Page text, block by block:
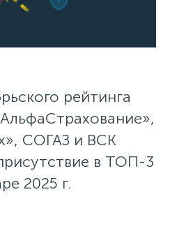
рейтинга
СОГАЗ и ВСК
в ТОП-3
2025 г.